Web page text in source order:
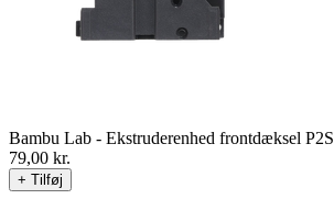
Bambu Lab - Ekstruderenhed frontdæksel P2S
79,00 kr.
+ Tilføj